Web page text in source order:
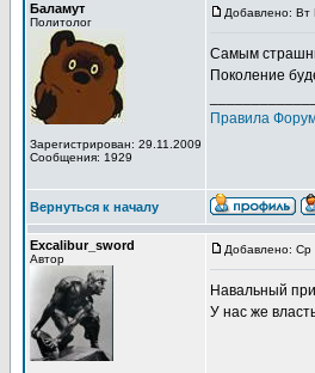
Баламут
Политолог
Зарегистрирован: 29.11.2009
Сообщения: 1929
Добавлено: Вт
Самым
Поколение
Правила
Вернуться к началу
Excalibur_sword
Автор
Добавлено: Ср
Навальный
У нас же